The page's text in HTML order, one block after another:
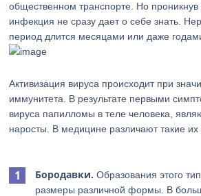
общественном транспорте. Но проникнув
инфекция не сразу дает о себе знать.
период длится месяцами или даже
Активизация вируса происходит при
иммунитета. В результате первыми
вируса папилломы в теле человека,
наросты. В медицине различают такие их
Бородавки. Образования этого
размеры различной формы. В